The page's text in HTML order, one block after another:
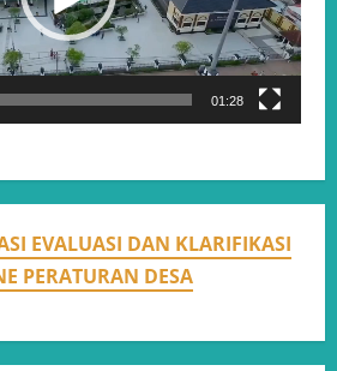
01:28
EVALUASI DAN KLARIFIKASI
PERATURAN DESA